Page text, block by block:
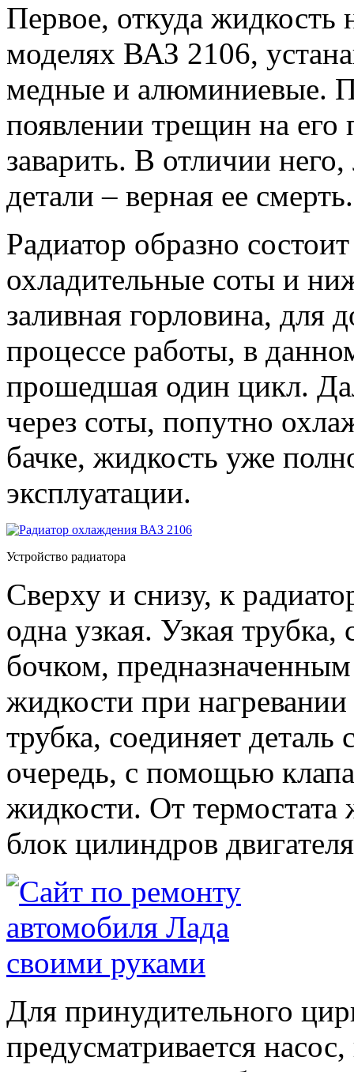
Первое, откуда жидкость
моделях ВАЗ 2106,
медные и алюминиевые.
появлении трещин на
заварить. В отличии
детали – верная ее смерть.
Радиатор образно
охладительные соты и
заливная горловина,
процессе работы, в
прошедшая один цикл.
через соты, попутно
бачке, жидкость уже
эксплуатации.
Устройство радиатора
Сверху и снизу, к
одна узкая. Узкая
бочком,
жидкости при
трубка, соединяет
очередь, с помощью
жидкости. От термостата
блок цилиндров
Для принудительного
предусматривается